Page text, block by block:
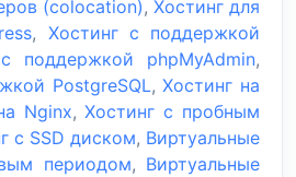
(colocation), Хостинг для
, Хостинг с поддержкой
поддержкой phpMyAdmin,
PostgreSQL,Хостинг на
Nginx,Хостинг с пробным
с SSD диском, Виртуальные
периодом, Виртуальные